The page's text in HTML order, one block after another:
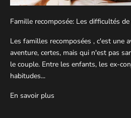
Famille recomposée: Les difficultés
Les familles recomposées , c'est une
aventure, certes, mais qui n'est pas
le couple. Entre les enfants, les ex-
habitudes...
En savoir plus